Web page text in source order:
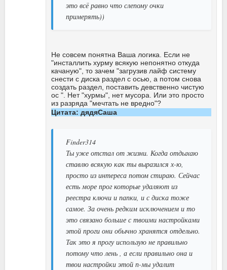
это всё равно что слепому очки
примерять))
Не совсем понятна Ваша логика. Если не
"инсталлить хурму всякую непонятно откуда
качаную", то зачем "загрузив лайф систему
снести с диска раздел с осью, а потом снова
создать раздел, поставить девственно чистую
ос ". Нет "хурмы", нет мусора. Или это просто
из разряда "мечтать не вредно"?
Цитата: дядяСаша
Finder314
Ты уже отстал от жизни. Когда отдыхаю
ставлю всякую как ты выразился х-ю,
просто из интереса потом стираю. Сейчас
есть море прог которые удаляют из
реестра ключи и папки, и с диска тоже
самое. За очень редким исключением и то
это связано больше с твоими настройками
этой проги они обычно хранятся отдельно.
Так это я прогу использую не правильно
потому что лень , а если правильно она и
твои настройки этой п-мы удалит